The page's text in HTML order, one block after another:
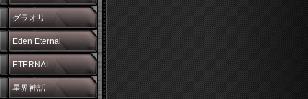
グラオリ
Eden Eternal
ETERNAL
星界神話